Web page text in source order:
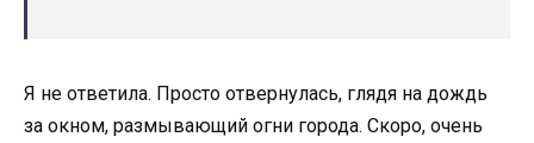
Я не ответила. Просто отвернулась, глядя на дождь
за окном, размывающий огни города. Скоро, очень